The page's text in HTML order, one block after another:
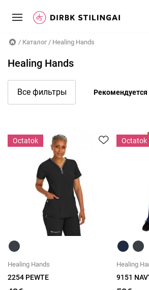
/ Каталог / Healing Hands
Healing Hands
Все фильтры
Оctatok
Healing Hands
2254 PEWTE
Оctatok
Healing
9151